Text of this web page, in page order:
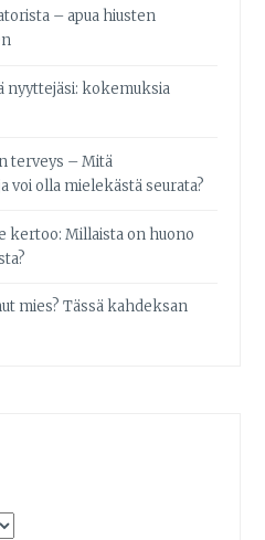
– apua hiusten
nyyttejäsi: kokemuksia
terveys – Mitä
voi olla mielekästä seurata?
kertoo: Millaista on huono
mies? Tässä kahdeksan